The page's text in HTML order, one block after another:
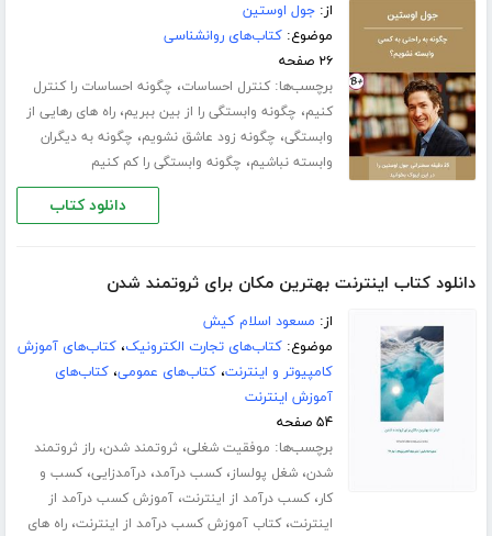
از:جول اوستین
موضوع:کتاب‌های روانشناسی
۲۶ صفحه
برچسب‌ها:کنترل احساسات، چگونه احساسات را کنترل
کنیم، چگونه وابستگی را از بین ببریم،راه های رهایی از
وابستگی، چگونه زود عاشق نشویم، چگونه به دیگران
وابسته نباشیم، چگونه وابستگی را کم کنیم
دانلود کتاب
دانلود کتاب اینترنت بهترین مکان برای ثروتمند شدن
از: مسعود اسلام کیش
موضوع:کتاب‌های تجارت الکترونیک،کتاب‌های آموزش
کامپیوتر و اینترنت،کتاب‌های عمومی،کتاب‌های
آموزش اینترنت
۵۴ صفحه
برچسب‌ها: موفقیت شغلی، ثروتمند شدن،راز ثروتمند
شدن،شغل پولساز،کسب درآمد،درآمدزایی،کسب و
کار،کسب درآمد از اینترنت،آموزش کسب درآمد از
اینترنت،کتاب آموزش کسب درآمد از اینترنت،راه های